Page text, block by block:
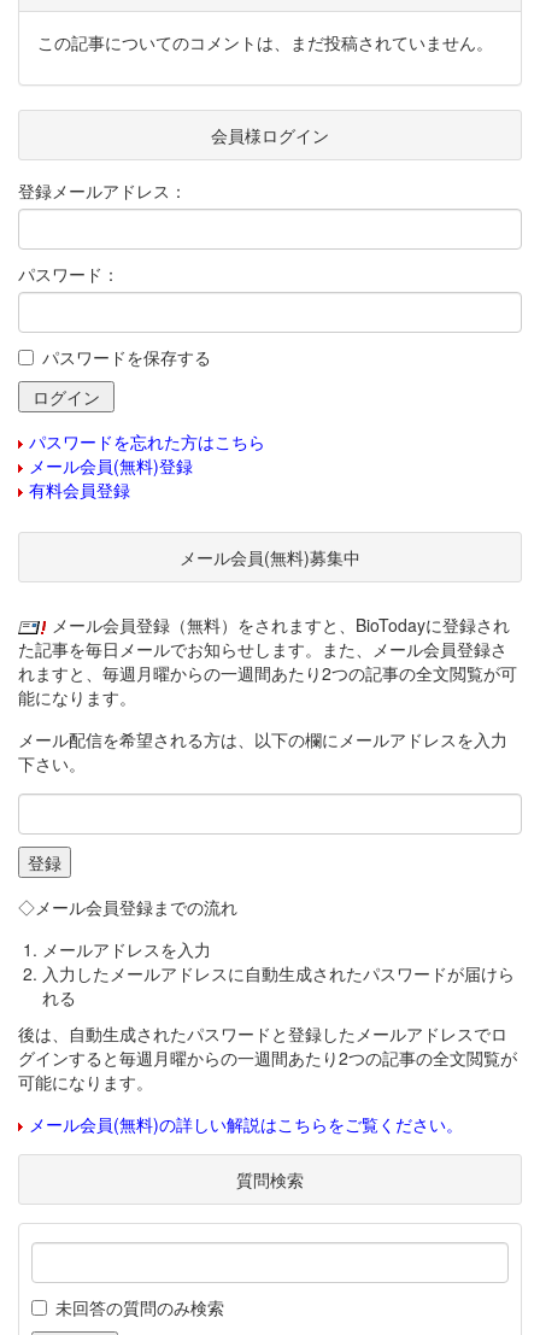
この記事についてのコメントは、まだ投稿されていません。
会員様ログイン
登録メールアドレス：
パスワード：
パスワードを保存する
パスワードを忘れた方はこちら
メール会員(無料)登録
有料会員登録
メール会員(無料)募集中
メール会員登録（無料）をされますと、BioTodayに登録され
た記事を毎日メールでお知らせします。また、メール会員登録さ
れますと、毎週月曜からの一週間あたり2つの記事の全文閲覧が可
能になります。
メール配信を希望される方は、以下の欄にメールアドレスを入力
下さい。
◇メール会員登録までの流れ
メールアドレスを入力
入力したメールアドレスに自動生成されたパスワードが届けら
れる
後は、自動生成されたパスワードと登録したメールアドレスでロ
グインすると毎週月曜からの一週間あたり2つの記事の全文閲覧が
可能になります。
メール会員(無料)の詳しい解説はこちらをご覧ください。
質問検索
未回答の質問のみ検索